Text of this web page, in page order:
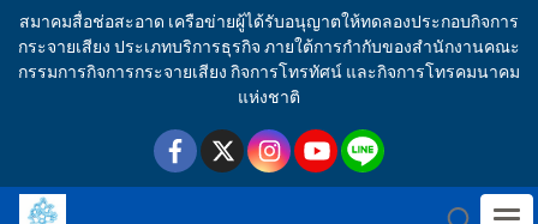
สมาคมสื่อช่อสะอาด เครือข่ายผู้ได้รับอนุญาตให้ทดลองประกอบกิจการ
กระจายเสียง ประเภทบริการธุรกิจ ภายใต้การกำกับของสำนักงานคณะ
กรรมการกิจการกระจายเสียง กิจการโทรทัศน์ และกิจการโทรคมนาคม
แห่งชาติ